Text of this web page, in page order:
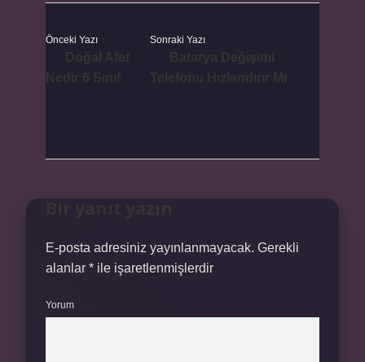
Önceki Yazı Sonraki Yazı
E-posta adresiniz yayınlanmayacak. Gerekli
alanlar * ile işaretlenmişlerdir
Yorum